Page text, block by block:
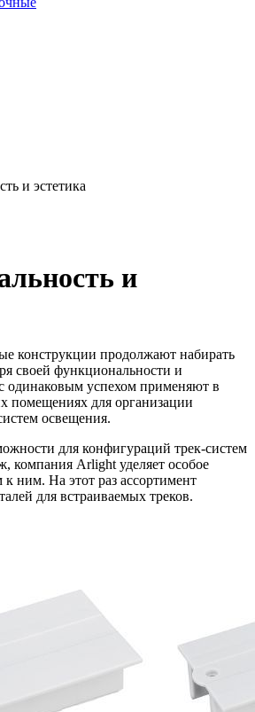
и эстетика
и
конструкции продолжают набирать
своей функциональности и
одинаковым успехом применяют в
помещениях для организации
освещения.
для конфигураций трек-систем
компания Arlight уделяет особое
к ним. На этот раз ассортимент
для встраиваемых треков.